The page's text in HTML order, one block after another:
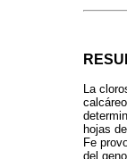
La
hojas
Fe
del